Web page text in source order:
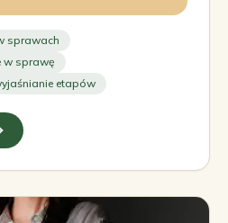
sprawach
w sprawę
etapów